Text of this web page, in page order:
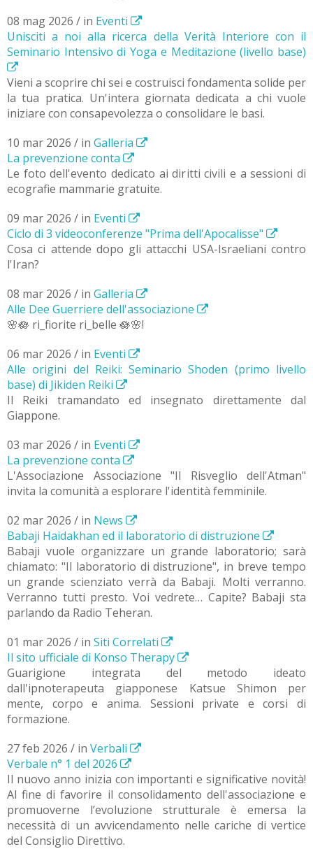
08 mag 2026 / in Eventi
Unisciti a noi alla ricerca della Verità Interiore con il
Seminario Intensivo di Yoga e Meditazione (livello base)
Vieni a scoprire chi sei e costruisci fondamenta solide per
la tua pratica. Un'intera giornata dedicata a chi vuole
iniziare con consapevolezza o consolidare le basi.
10 mar 2026 / in Galleria
La prevenzione conta
Le foto dell'evento dedicato ai diritti civili e a sessioni di
ecografie mammarie gratuite.
09 mar 2026 / in Eventi
Ciclo di 3 videoconferenze "Prima dell'Apocalisse"
Cosa ci attende dopo gli attacchi USA-Israeliani contro
l'Iran?
08 mar 2026 / in Galleria
Alle Dee Guerriere dell'associazione
🌸🪷 ri_fiorite ri_belle 🪷🌸!
06 mar 2026 / in Eventi
Alle origini del Reiki: Seminario Shoden (primo livello
base) di Jikiden Reiki
Il Reiki tramandato ed insegnato direttamente dal
Giappone.
03 mar 2026 / in Eventi
La prevenzione conta
L'Associazione Associazione "Il Risveglio dell'Atman"
invita la comunità a esplorare l'identità femminile.
02 mar 2026 / in News
Babaji Haidakhan ed il laboratorio di distruzione
Babaji vuole organizzare un grande laboratorio; sarà
chiamato: "Il laboratorio di distruzione", in breve tempo
un grande scienziato verrà da Babaji. Molti verranno.
Verranno tutti presto. Voi vedrete… Capite? Babaji sta
parlando da Radio Teheran.
01 mar 2026 / in Siti Correlati
Il sito ufficiale di Konso Therapy
Guarigione integrata del metodo ideato
dall'ipnoterapeuta giapponese Katsue Shimon per
mente, corpo e anima. Sessioni private e corsi di
formazione.
27 feb 2026 / in Verbali
Verbale n° 1 del 2026
Il nuovo anno inizia con importanti e significative novità!
Al fine di favorire il consolidamento dell'associazione e
promuoverne l’evoluzione strutturale è emersa la
necessità di un avvicendamento nelle cariche di vertice
del Consiglio Direttivo.